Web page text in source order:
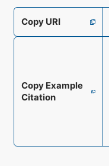
Copy URI
Copy Example
Citation